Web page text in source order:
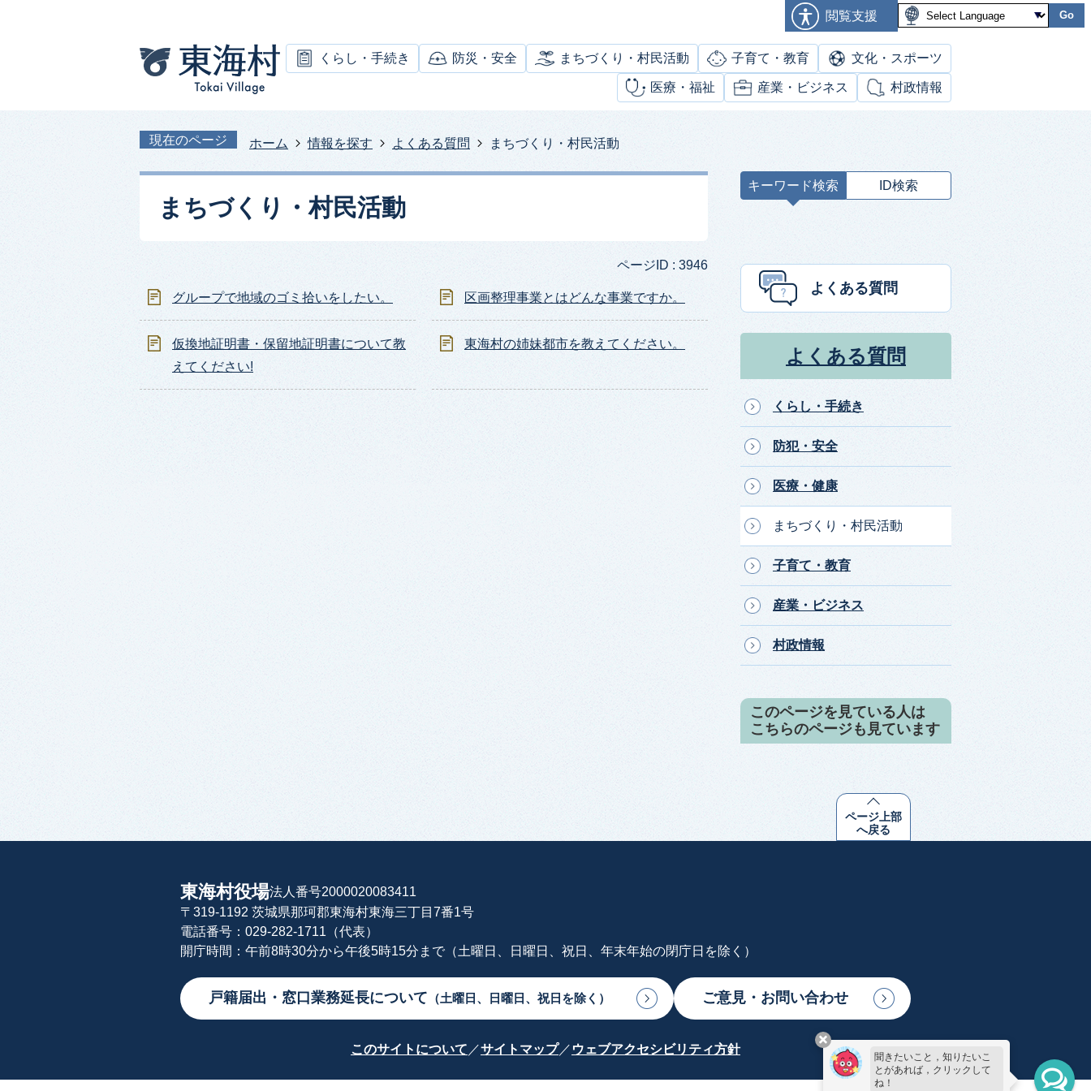
閲覧支援 Go
くらし・手続き 防災・安全 まちづくり・村民活動 子育て・教育 文化・スポーツ
医療・福祉 産業・ビジネス 村政情報
現在のページ ホーム 情報を探す よくある質問 まちづくり・村民活動
まちづくり・村民活動
ページID : 3946
グループで地域のゴミ拾いをしたい。 区画整理事業とはどんな事業ですか。
仮換地証明書・保留地証明書について教
えてください!
東海村の姉妹都市を教えてください。
キーワード検索 ID検索
ー
よくある質問
よくある質問
くらし・手続き
防犯・安全
医療・健康
まちづくり・村民活動
子育て・教育
産業・ビジネス
村政情報
このページを見ている人は
こちらのページも見ています
ページ上部
へ戻る
東海村役場法人番号2000020083411
〒319-1192 茨城県那珂郡東海村東海三丁目7番1号
電話番号：029-282-1711（代表）
開庁時間：午前8時30分から午後5時15分まで（土曜日、日曜日、祝日、年末年始の閉庁日を除く）
戸籍届出・窓口業務延長について （土曜日、日曜日、祝日を除く） ご意見・お問い合わせ
このサイトについて サイトマップ ウェブアクセシビリティ方針
聞きたいこと，知りたいこ
とがあれば，クリックして
ね！